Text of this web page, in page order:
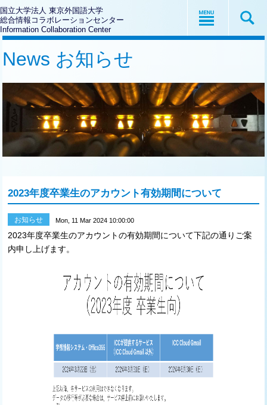
国立大学法人 東京外国語大学
総合情報コラボレーションセンター
Information Collaboration Center
News お知らせ
2023年度卒業生のアカウント有効期間について
お知らせ Mon, 11 Mar 2024 10:00:00
2023年度卒業生のアカウントの有効期間について下記の通りご案
内申し上げます。